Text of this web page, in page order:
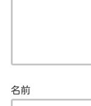
名前